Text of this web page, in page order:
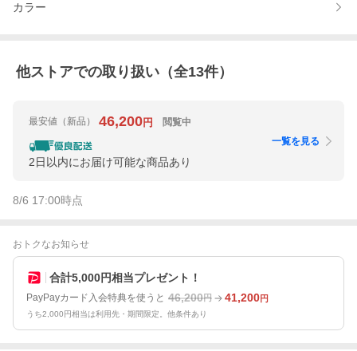
カラー
他ストアでの取り扱い（全13件）
最安値 （新品） 46,200円 閲覧中
2日以内にお届け可能な商品あり
一覧を見る
8/6 17:00時点
おトクなお知らせ
合計5,000円相当プレゼント！
PayPayカード入会特典を使うと 46,200円 41,200円
うち2,000円相当は利用先・期間限定。他条件あり